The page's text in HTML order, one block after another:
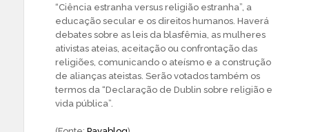
“Ciência estranha versus religião estranha”, a
educação secular e os direitos humanos. Haverá
debates sobre as leis da blasfêmia, as mulheres
ativistas ateias, aceitação ou confrontação das
religiões, comunicando o ateísmo e a construção
de alianças ateistas. Serão votados também os
termos da “Declaração de Dublin sobre religião e
vida pública”.